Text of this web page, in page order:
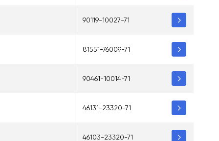
90119-10027-71
81551-76009-71
90461-10014-71
46131-23320-71
46103-23320-71